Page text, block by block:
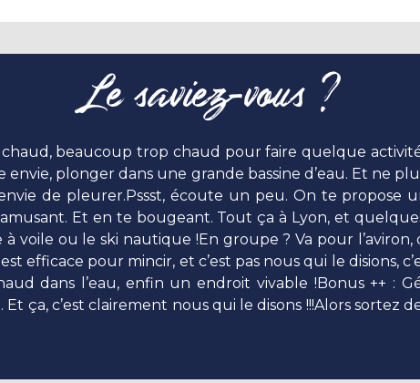
Le saviez-vous ?
chaud, beaucoup trop chaud pour faire quelque
plonger dans une grande bassine d’eau. Et ne
de pleurer.Pssst, écoute un peu. On te propose
Et en te bougeant. Tout ça à Lyon, et
voile ou le ski nautique !En groupe ? Va pour
efficace pour mincir, et c’est pas nous qui le disions,
dans l’eau, enfin un endroit vivable !Bonus ++ :
ça, c’est clairement nous qui le disons !!!Alors sortez